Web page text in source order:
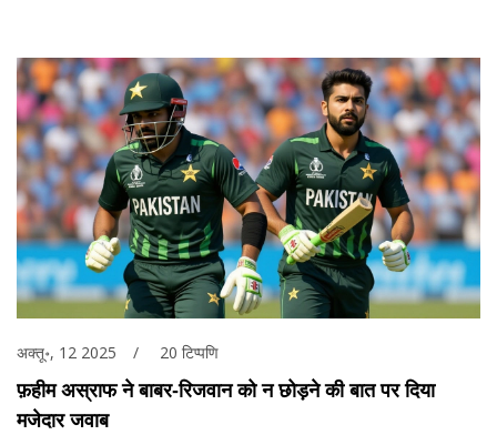
अक्तू॰, 12 2025 20 टिप्पणि
फ़हीम अस्राफ ने बाबर‑रिजवान को न छोड़ने की बात पर दिया
मजेदार जवाब